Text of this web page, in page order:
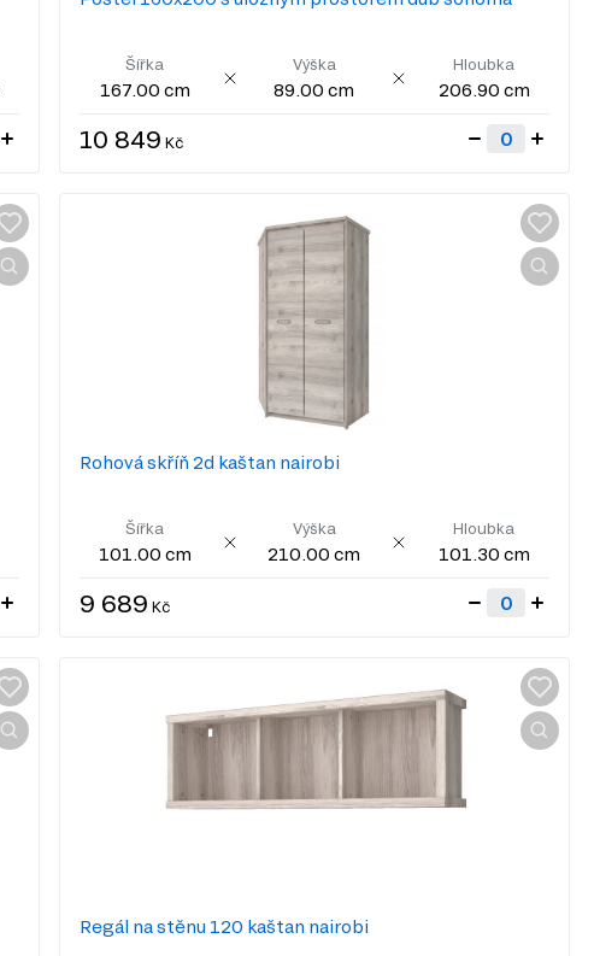
Šířka
167.00 cm
Výška
89.00 cm
Hloubka
206.90 cm
10 849 Kč
Rohová skříň 2d kaštan nairobi
Šířka
101.00 cm
Výška
210.00 cm
Hloubka
101.30 cm
9 689 Kč
Regál na stěnu 120 kaštan nairobi